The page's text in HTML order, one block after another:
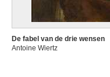
De fabel van de drie wensen
Antoine Wiertz